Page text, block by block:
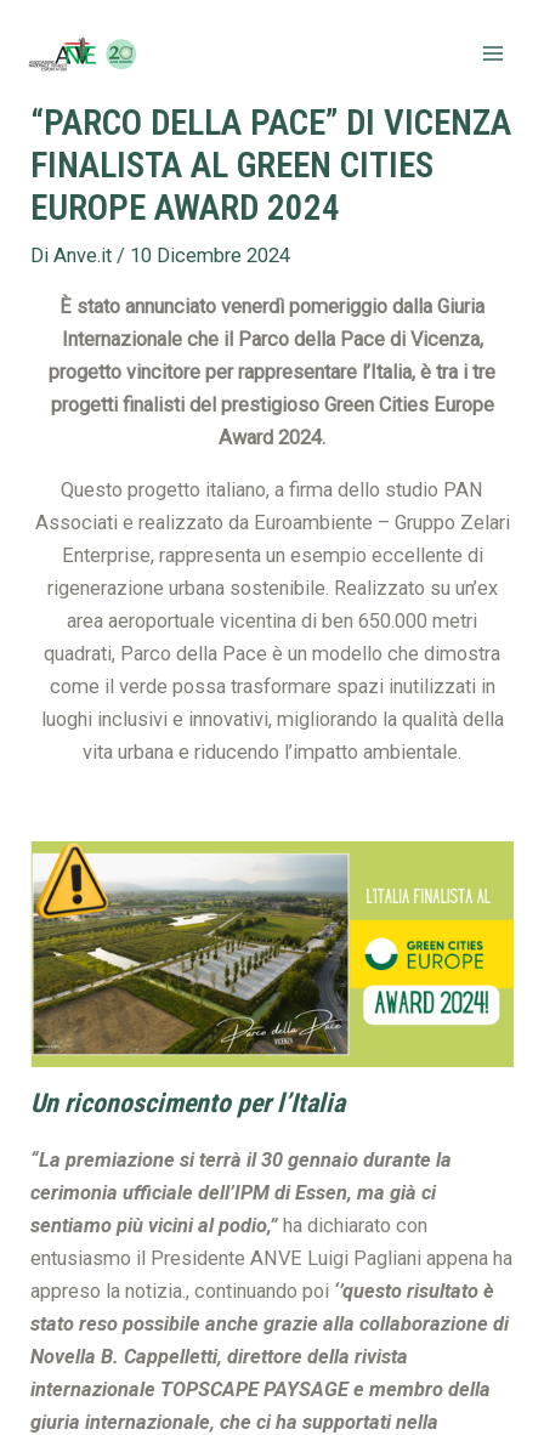
“PARCO DELLA PACE” DI VICENZA
FINALISTA AL GREEN CITIES
EUROPE AWARD 2024
DiAnve.it/ 10 Dicembre 2024
È stato annunciato venerdì pomeriggio dalla Giuria
Internazionale che il Parco della Pace di Vicenza,
progetto vincitore per rappresentare l’Italia, è tra i tre
progetti finalisti del prestigioso Green Cities Europe
Award 2024.
Questo progetto italiano, a firma dello studio PAN
Associati e realizzato da Euroambiente – Gruppo Zelari
Enterprise, rappresenta un esempio eccellente di
rigenerazione urbana sostenibile. Realizzato su un’ex
area aeroportuale vicentina di ben 650.000 metri
quadrati, Parco della Pace è un modello che dimostra
come il verde possa trasformare spazi inutilizzati in
luoghi inclusivi e innovativi, migliorando la qualità della
vita urbana e riducendo l’impatto ambientale.
Un riconoscimento per l’Italia
“La premiazione si terrà il 30 gennaio durante la
cerimonia ufficiale dell’IPM di Essen, ma già ci
sentiamo più vicini al podio,”ha dichiarato con
entusiasmo il Presidente ANVE Luigi Pagliani appena ha
appreso la notizia., continuando poi ‘’questo risultato è
stato reso possibile anche grazie alla collaborazione di
Novella B. Cappelletti, direttore della rivista
internazionale TOPSCAPE PAYSAGE e membro della
giuria internazionale, che ci ha supportati nella
articoli